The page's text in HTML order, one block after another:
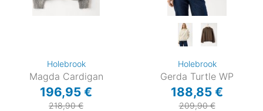
Holebrook
Magda Cardigan
196,95 €
218,90 €
Holebrook
Gerda Turtle WP
188,85 €
209,90 €